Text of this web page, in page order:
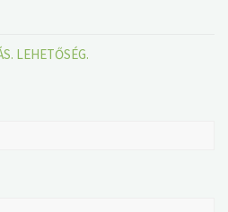
LEHETŐSÉG.